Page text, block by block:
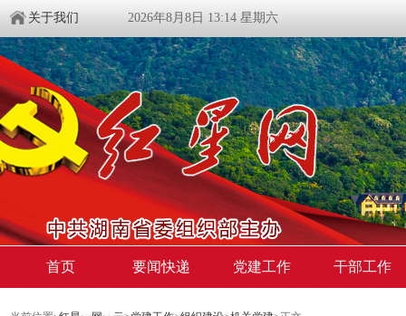
关于我们 2026年8月8日 13:14 星期六
首页 要闻快递 党建工作 干部工作